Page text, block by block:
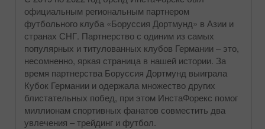
официальным региональным партнером
футбольного клуба «Боруссия Дортмунд» в Азии и
странах СНГ. Партнерство с одиним из самых
популярных и титулованных клубов Германии – это,
несомненно, яркая страница в нашей истории. За
время партнерства Боруссия Дортмунд выиграла
Кубок Германии и одержала множество других
блистательных побед, при этом ИнстаФорекс помог
миллионам спортивных фанатов совместить два
увлечения – трейдинг и футбол.